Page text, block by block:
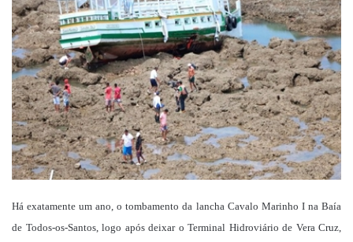
mail
Há exatamente um ano, o tombamento da lancha Cavalo Marinho I na Baía
de Todos-os-Santos, logo após deixar o Terminal Hidroviário de Vera Cruz,